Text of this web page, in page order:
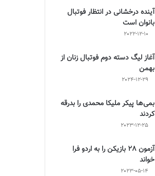
آینده درخشانی در انتظار فوتبال
بانوان است
2022-12-10
آغاز لیگ دسته دوم فوتبال زنان از
بهمن
2024-12-29
بمی‌ها پیکر ملیکا محمدی را بدرقه
کردند
2023-12-25
آزمون 28 بازیکن را به اردو فرا
خواند
2023-05-14